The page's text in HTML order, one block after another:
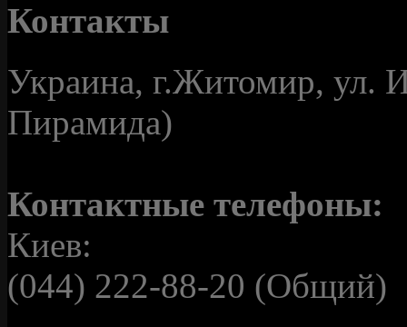
Контакты
Украина, г.Житомир, ул.
Пирамида)
Контактные телефоны:
Киев:
(044) 222-88-20 (Общий)